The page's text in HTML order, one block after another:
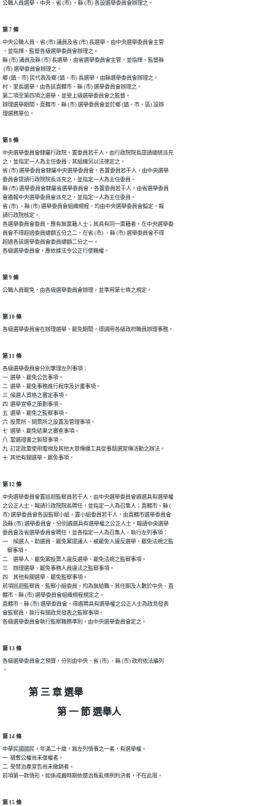
第 7 條
中央公職人員、省 (市) 議員及省 (市) 長選舉，由中央選舉委員會主管
，並指揮、監督各級選舉委員會辦理之。
縣 (市) 議員及縣 (市) 長選舉，由省選舉委員會主管，並指揮、監督縣
(市) 選舉委員會辦理之。
鄉 (鎮、市) 民代表及鄉 (鎮、市) 長選舉，由縣選舉委員會辦理之。
村、里長選舉，由各該直轄市、縣 (市) 選舉委員會辦理之。
第二項至第四項之選舉，並受上級選舉委員會之監督。
辦理選舉期間，直轄市、縣 (市) 選舉委員會並於鄉 (鎮、市、區) 設辦
理選務單位。
第 8 條
中央選舉委員會隸屬行政院，置委員若干人，由行政院院長提請總統派充
之，並指定一人為主任委員；其組織另以法律定之。
省 (市) 選舉委員會隸屬中央選舉委員會，各置委員若干人，由中央選舉
委員會提請行政院院長派充之，並指定一人為主任委員。
縣 (市) 選舉委員會隸屬省選舉委員會，各置委員若干人，由省選舉委員
會遴報中央選舉委員會派充之，並指定一人為主任委員。
省 (市) 、縣 (市) 選舉委員會組織規程，均由中央選舉委員會擬定，報
請行政院核定。
各選舉委員會委員，應有無黨籍人士；其具有同一黨籍者，在中央選舉委
員會不得超過委員總額五分之二，在省 (市) 、縣 (市) 選舉委員會不得
超過各該選舉委員會委員總額二分之一。
各級選舉委員會，應依據法令公正行使職權。
第 9 條
第 10 條
第 11 條
各級選舉委員會分別掌理左列事項：
一  選舉、罷免公告事項。
二  選舉、罷免事務進行程序及計畫事項。
三  候選人資格之審定事項。
四  選舉宣導之策劃事項。
五  選舉、罷免之監察事項。
六  投票所、開票所之設置及管理事項。
七  選舉、罷免結果之審查事項。
八  當選證書之製發事項。
九  訂定政黨使用電視及其他大眾傳播工具從事競選宣傳活動之辦法。
十  其他有關選舉、罷免事項。
第 12 條
中央選舉委員會置巡迴監察員若干人，由中央選舉委員會遴選具有選舉權
之公正人士，報請行政院院長聘任，並指定一人為召集人；直轄市、縣 (
市) 選舉委員會各設監察小組，置小組委員若干人，由直轄市選舉委員會
及縣 (市) 選舉委員會，分別遴選具有選舉權之公正人士，報請中央選舉
委員會及省選舉委員會聘任，並各指定一人為召集人，執行左列事項：
一　候選人、助選員、罷免案提議人、被罷免人違反選舉、罷免法規之監
    察事項。
二　選舉人、罷免案投票人違反選舉、罷免法規之監察事項。
三　辦理選舉、罷免事務人員違法之監察事項。
四　其他有關選舉、罷免監察事項。
前項巡迴監察員、監察小組委員，均為無給職。其任期及人數於中央、直
轄市、縣 (市) 選舉委員會組織規程規定之。
直轄市、縣 (市) 選舉委員會，得遴聘具有選舉權之公正人士為政見發表
會監察員，執行有關政見發表之監察事項。
各級選舉委員會執行監察職務準則，由中央選舉委員會定之。
第 13 條
各級選舉委員會之預算，分別由中央、省 (市) 、縣 (市) 政府依法編列
第 三 章 選舉
第 一 節 選舉人
第 14 條
中華民國國民，年滿二十歲，無左列情事之一者，有選舉權。
一  禠奪公權尚未復權者。
二  受禁治產宣告尚未撤銷者。
前項第一款情形，如係戒嚴時期依懲治叛亂條例判決者，不在此限。
第 15 條